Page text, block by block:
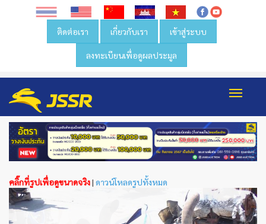
ติดต่อเรา เกี่ยวกับเรา เข้าสู่ระบบ
ลงทะเบียนเพื่อดูผลประมูล
คลิ๊กที่รูปเพื่อดูขนาดจริง| ดาวน์โหลดรูปทั้งหมด